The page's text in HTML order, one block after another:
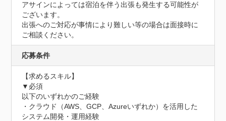
アサインによっては宿泊を伴う出張も発生する可能性が
ございます。
出張へのご対応が事情により難しい等の場合は面接時に
ご相談ください。
応募条件
【求めるスキル】
▼必須
以下のいずれかのご経験
・クラウド（AWS、GCP、Azureいずれか）を活用した
システム開発・運用経験